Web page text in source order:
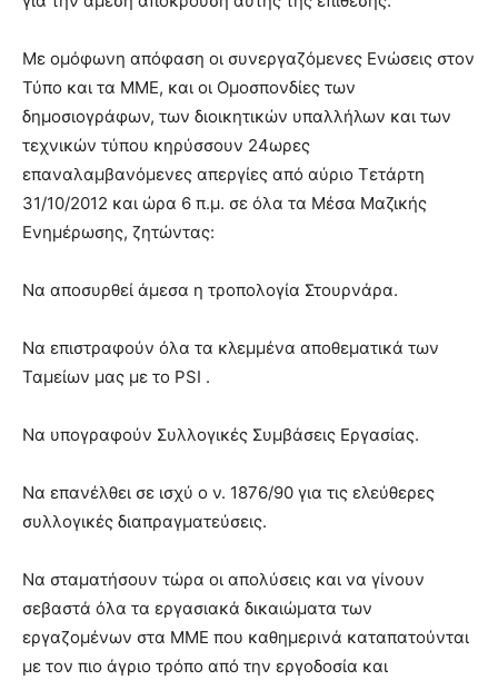
Με ομόφωνη απόφαση οι συνεργαζόμενες Ενώσεις στον
Τύπο και τα ΜΜΕ, και οι Ομοσπονδίες των
δημοσιογράφων, των διοικητικών υπαλλήλων και των
τεχνικών τύπου κηρύσσουν 24ωρες
επαναλαμβανόμενες απεργίες από αύριο Τετάρτη
31/10/2012 και ώρα 6 π.μ. σε όλα τα Μέσα Μαζικής
Ενημέρωσης, ζητώντας:
Να αποσυρθεί άμεσα η τροπολογία Στουρνάρα.
Να επιστραφούν όλα τα κλεμμένα αποθεματικά των
Ταμείων μας με το PSI .
Να υπογραφούν Συλλογικές Συμβάσεις Εργασίας.
Να επανέλθει σε ισχύ ο ν. 1876/90 για τις ελεύθερες
συλλογικές διαπραγματεύσεις.
Να σταματήσουν τώρα οι απολύσεις και να γίνουν
σεβαστά όλα τα εργασιακά δικαιώματα των
εργαζομένων στα ΜΜΕ που καθημερινά καταπατούνται
με τον πιο άγριο τρόπο από την εργοδοσία και